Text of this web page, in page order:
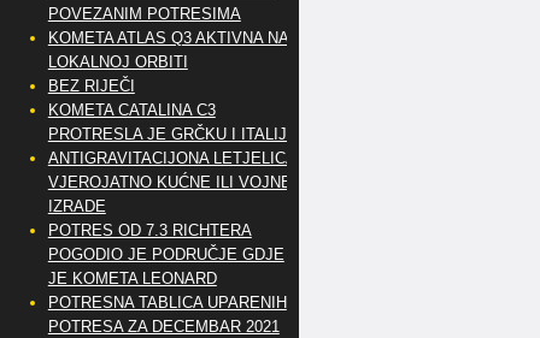
POVEZANIM POTRESIMA
KOMETA ATLAS Q3 AKTIVNA NA
LOKALNOJ ORBITI
BEZ RIJEČI
KOMETA CATALINA C3
PROTRESLA JE GRČKU I ITALIJU
ANTIGRAVITACIJONA LETJELICA
VJEROJATNO KUĆNE ILI VOJNE
IZRADE
POTRES OD 7.3 RICHTERA
POGODIO JE PODRUČJE GDJE
JE KOMETA LEONARD
POTRESNA TABLICA UPARENIH
POTRESA ZA DECEMBAR 2021